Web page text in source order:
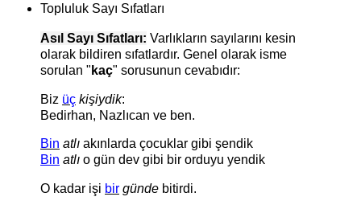
Topluluk Sayı Sıfatları
Asıl Sayı Sıfatları: Varlıkların sayılarını kesin
olarak bildiren sıfatlardır. Genel olarak isme
sorulan " kaç" sorusunun cevabıdır:
Biz üç kişiydik:
Bedirhan, Nazlıcan ve ben.
Bin atlı akınlarda çocuklar gibi şendik
Bin atlı o gün dev gibi bir orduyu yendik
O kadar işi bir günde bitirdi.